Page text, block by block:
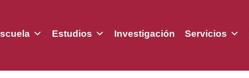
Estudios Investigación Servicios